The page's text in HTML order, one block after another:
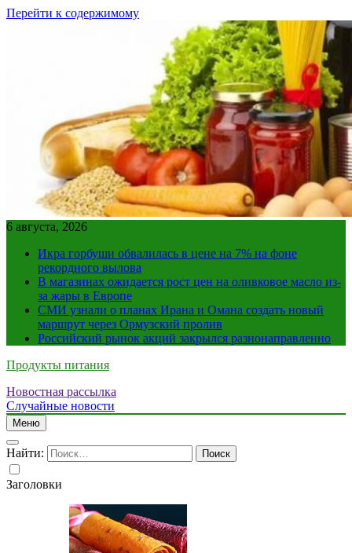
Перейти к содержимому
6 августа, 2026
Икра горбуши обвалилась в цене на 7% на фоне
рекордного вылова
В магазинах ожидается рост цен на оливковое масло из-
за жары в Европе
СМИ узнали о планах Ирана и Омана создать новый
маршрут через Ормузский пролив
Российский рынок акций закрылся разнонаправленно
Продукты питания
Новостная рассылка
Случайные новости
Меню
Найти:
Заголовки